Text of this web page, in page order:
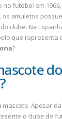
futebol em
os amuletos
clube. Na
que representa
?
mascote. Apesar
o clube de